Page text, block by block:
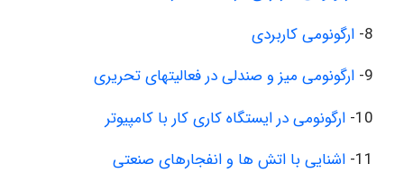
8- ارگونومی کاربردی
9- ارگونومی میز و صندلی در فعالیتهای تحریری
10- ارگونومى در ایستگاه کاری کار با کامپیوتر
11- اشنایی با اتش ها و انفجارهای صنعتی